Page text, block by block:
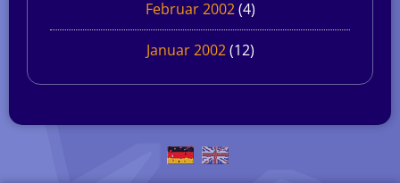
Februar 2002(4)
Januar 2002(12)